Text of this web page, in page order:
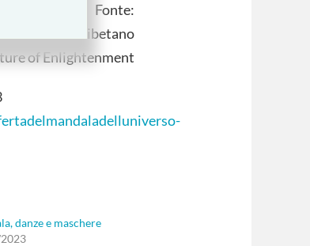
Fonte:
buddismo tibetano
of Enlightenment
danze e maschere